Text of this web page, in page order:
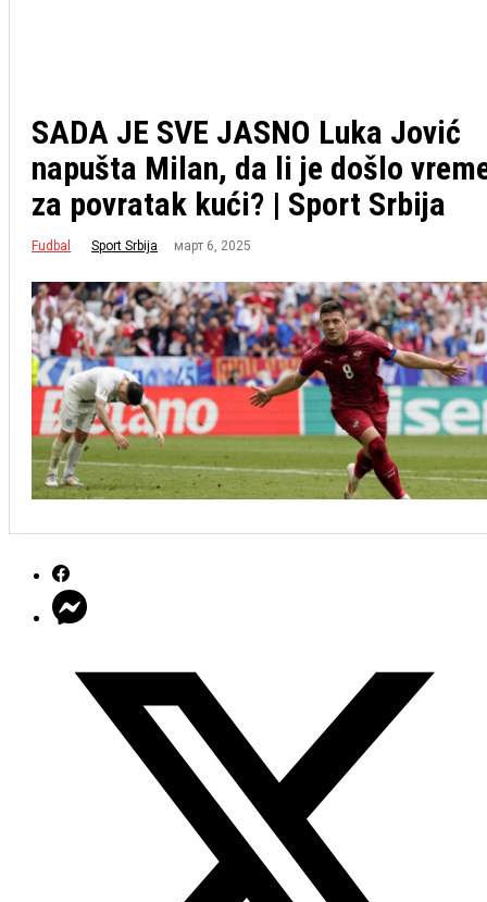
SADA JE SVE JASNO Luka Jović
napušta Milan, da li je došlo
za povratak kući? | Sport Srbija
Fudbal Sport Srbija март 6, 2025